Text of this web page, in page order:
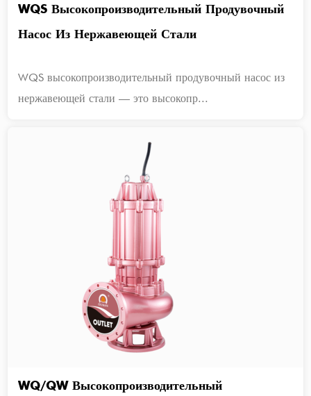
WQS Высокопроизводительный Продувочный
Насос Из Нержавеющей Стали
WQS высокопроизводительный продувочный насос из
нержавеющей стали — это высокопр...
WQ/QW Высокопроизводительный